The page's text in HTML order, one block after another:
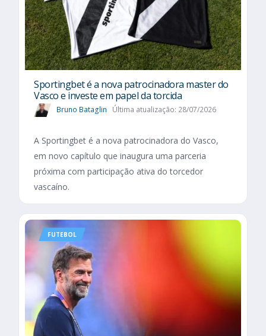
Sportingbet é a nova patrocinadora master do
Vasco e investe em papel da torcida
Bruno Bataglin Última atualização: 28/07/2026
A Sportingbet é a nova patrocinadora do Vasco,
em novo capítulo que inaugura uma parceria
próxima com participação ativa do torcedor
vascaíno.
FUTEBOL